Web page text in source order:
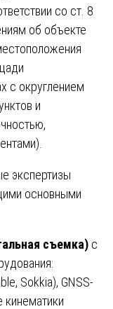
со ст. 8
об объекте
с округлением
и
экспертизы
основными
съемка) с
Sokkia), GNSS-